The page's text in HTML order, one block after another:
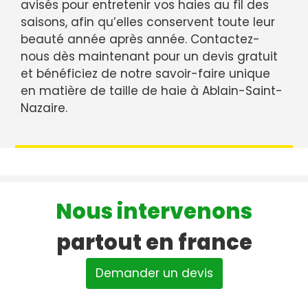
avisés pour entretenir vos haies au fil des
saisons, afin qu’elles conservent toute leur
beauté année après année. Contactez-
nous dès maintenant pour un devis gratuit
et bénéficiez de notre savoir-faire unique
en matière de taille de haie à Ablain-Saint-
Nazaire.
Nous intervenons
partout en france
Demander un devis